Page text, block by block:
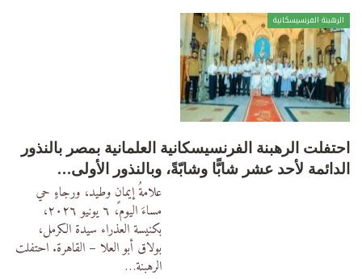
الرهبنة الفرنسيسكانية
احتفلت الرهبنة الفرنسيسكانية العلمانية بمصر بالنذور
الدائمة لأحد عشر شابًّا وشابّةً، وبالنذور الأولى…
علامةُ إيمانٍ وطيد، ورجاءٍ حي
مساءَ اليوم، ٦ يونيو ٢٠٢٦،
بكنيسة العذراء سيدة الكرمل،
بولاق أبو العلا – القاهرة. احتفلت
الرهبنة…